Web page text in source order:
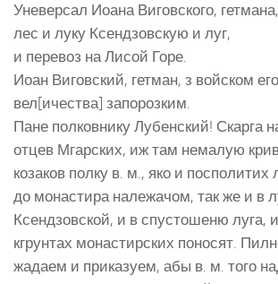
Уневерсал Иоана Виговского,
лес и луку Ксендзовскую и луг,
и перевоз на Лисой Горе.
Иоан Виговский, гетман, з войском
вел[ичества] запорозким.
Пане полковнику Лубенский! Скарга
отцев Мгарских, иж там немалую
козаков полку в. м., яко и
до монастира належачом, так же и в
Ксендзовской, и в спустошеню луга,
кгрунтах монастирских поносят.
жадаем и приказуем, абы в. м. того